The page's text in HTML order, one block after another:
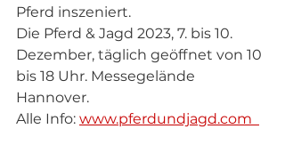
Pferd inszeniert.
Die Pferd & Jagd 2023, 7. bis 10.
Dezember, täglich geöffnet von 10
bis 18 Uhr. Messegelände
Hannover.
Alle Info: www.pferdundjagd.com